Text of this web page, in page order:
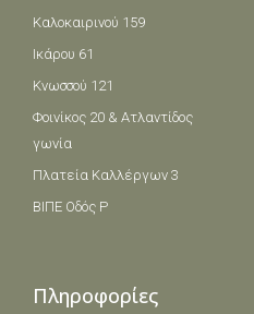
Καλοκαιρινού 159
Ικάρου 61
Κνωσσού 121
Φοινίκος 20 & Ατλαντίδος
γωνία
Πλατεία Καλλέργων 3
ΒΙΠΕ Οδός Ρ
Πληροφορίες